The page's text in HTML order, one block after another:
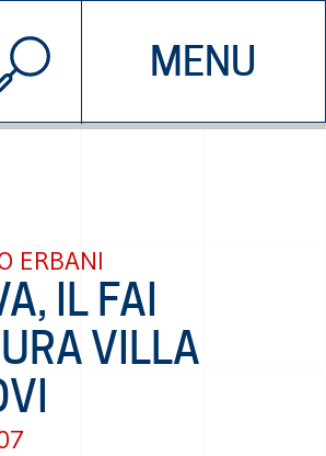
MENU
CHI SIAMO
© 2026 EDDYBURG
ERBANI
IL FAI
VILLA